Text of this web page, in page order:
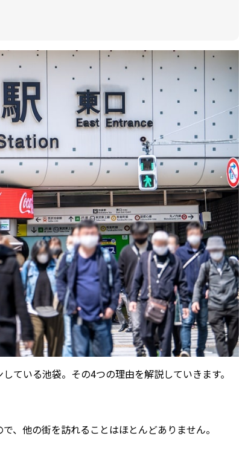
ている池袋。その4つの理由を解説していきます。
、他の街を訪れることはほとんどありません。